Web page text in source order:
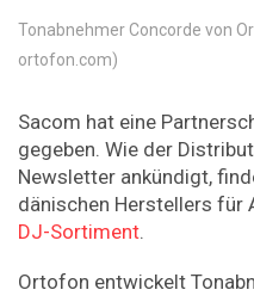
Tonabnehmer Concorde von
ortofon.com)
Sacom hat eine
gegeben. Wie der
Newsletter ankündigt,
dänischen Herstellers für
DJ-Sortiment.
Ortofon entwickelt